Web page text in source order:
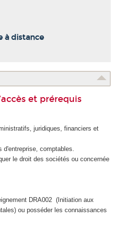
à distance
et prérequis
juridiques, financiers et
comptables.
le droit des sociétés ou concernée
DRA002 (Initiation aux
ou posséder les connaissances